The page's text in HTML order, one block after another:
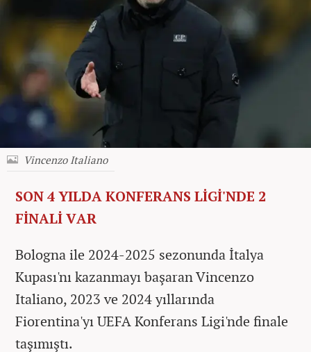
Vincenzo Italiano
SON 4 YILDA KONFERANS LİGİ'NDE 2
FİNALİ VAR
Bologna ile 2024-2025 sezonunda İtalya
Kupası'nı kazanmayı başaran Vincenzo
Italiano, 2023 ve 2024 yıllarında
Fiorentina'yı UEFA Konferans Ligi'nde finale
taşımıştı.